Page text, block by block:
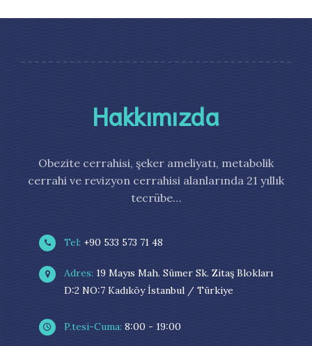
Hakkımızda
Obezite cerrahisi, şeker ameliyatı, metabolik
cerrahi ve revizyon cerrahisi alanlarında 21 yıllık
tecrübe…
Tel: +90 533 573 71 48
Adres: 19 Mayıs Mah. Sümer Sk. Zitaş Blokları
D:2 NO:7 Kadıköy İstanbul / Türkiye
P.tesi-Cuma: 8:00 - 19:00